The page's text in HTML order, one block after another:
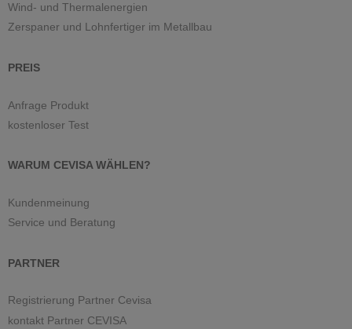
Wind- und Thermalenergien
Zerspaner und Lohnfertiger im Metallbau
PREIS
Anfrage Produkt
kostenloser Test
WARUM CEVISA WÄHLEN?
Kundenmeinung
Service und Beratung
PARTNER
Registrierung Partner Cevisa
kontakt Partner CEVISA